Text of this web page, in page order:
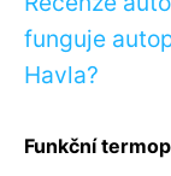
funguje
Havla?
Funkční